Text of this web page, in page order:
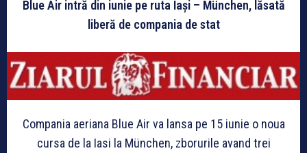
Blue Air intră din iunie pe ruta Iaşi – München, lăsată
liberă de compania de stat
Compania aeriana Blue Air va lansa pe 15 iunie o noua
cursa de la Iasi la München, zborurile avand trei